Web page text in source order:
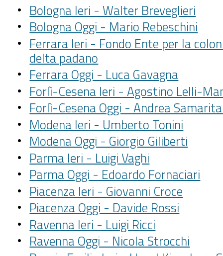
Bologna Ieri - Walter Breveglieri
Bologna Oggi - Mario Rebeschini
Ferrara Ieri - Fondo Ente per la
delta padano
Ferrara Oggi - Luca Gavagna
Forlì-Cesena Ieri - Agostino Lelli-
Forlì-Cesena Oggi - Andrea
Modena Ieri - Umberto Tonini
Modena Oggi - Giorgio Giliberti
Parma Ieri - Luigi Vaghi
Parma Oggi - Edoardo Fornaciari
Piacenza Ieri - Giovanni Croce
Piacenza Oggi - Davide Rossi
Ravenna Ieri - Luigi Ricci
Ravenna Oggi - Nicola Strocchi